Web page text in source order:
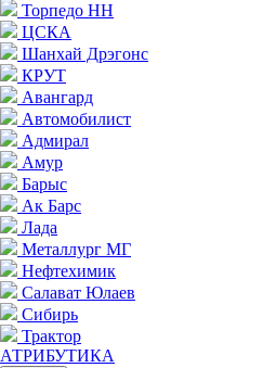
Торпедо НН
ЦСКА
Шанхай Дрэгонс
КРУТ
Авангард
Автомобилист
Адмирал
Амур
Барыс
Ак Барс
Лада
Металлург МГ
Нефтехимик
Салават Юлаев
Сибирь
Трактор
АТРИБУТИКА